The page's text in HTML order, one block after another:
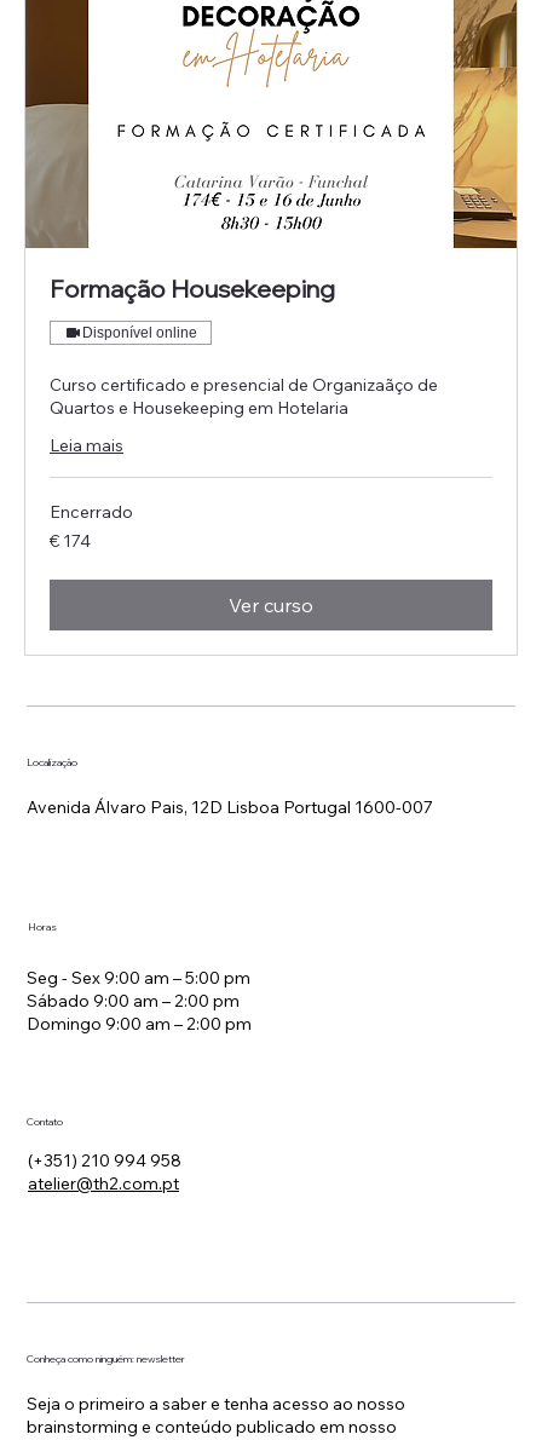
Formação Housekeeping
Disponível online
Curso certificado e presencial de Organizaãço de
Quartos e Housekeeping em Hotelaria
Leia mais
Encerrado
174
Euros
€ 174
Ver curso
Localização
Avenida Álvaro Pais, 12D Lisboa Portugal 1600-007
Horas
Seg - Sex 9:00 am – 5:00 pm
Sábado 9:00 am – 2:00 pm
Domingo 9:00 am – 2:00 pm
Contato
(+351) 210 994 958
atelier@th2.com.pt
Conheça como ninguém: newsletter
Seja o primeiro a saber e tenha acesso ao nosso
brainstorming e conteúdo publicado em nosso